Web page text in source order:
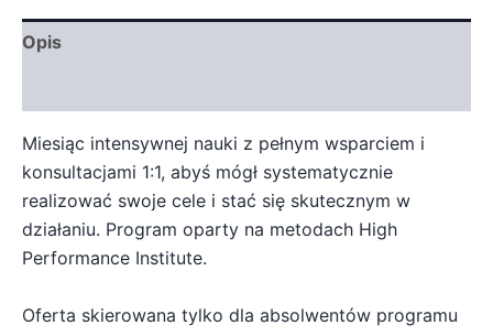
Opis
Miesiąc intensywnej nauki z pełnym wsparciem i
konsultacjami 1:1, abyś mógł systematycznie
realizować swoje cele i stać się skutecznym w
działaniu. Program oparty na metodach High
Performance Institute.
Oferta skierowana tylko dla absolwentów programu